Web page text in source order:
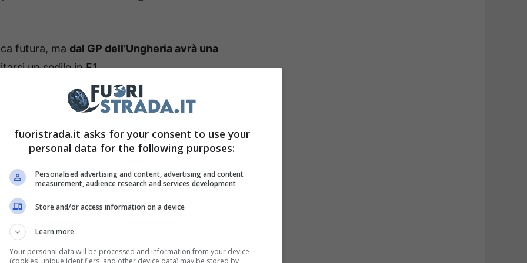
futura, ma dal GP dell’Ungheria avrà una
un sedile in F1.
Cosa succederà nel 2024
clamorosi non vedrà cambiamenti è la
Verstappen, ormai prossimo alla conquista del
e pure Sergio Perez ha ottenuto l’ok a
smalto.
modifiche nella line-up
a sorprendere sulla ex Toro Rosso per
fuoristrada.it asks for your consent to use your
personal data for the following purposes:
Personalised advertising and content, advertising and content
measurement, audience research and services development
Store and/or access information on a device
Learn more
Your personal data will be processed and information from your device
(cookies, unique identifiers, and other device data) may be stored by,